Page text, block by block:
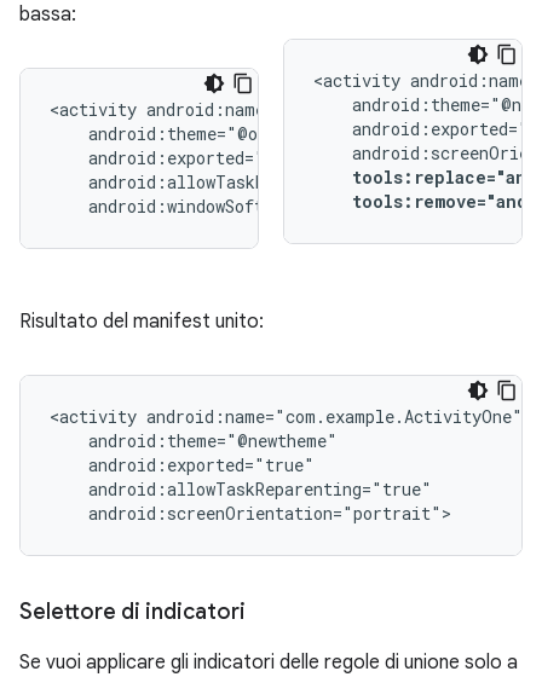
bassa:
<activity
android:windowSoftInputMode="stateUnchanged">
<activity
Risultato del manifest unito:
<activity
android:screenOrientation="portrait">
Selettore di indicatori
Se vuoi applicare gli indicatori delle regole di unione solo a